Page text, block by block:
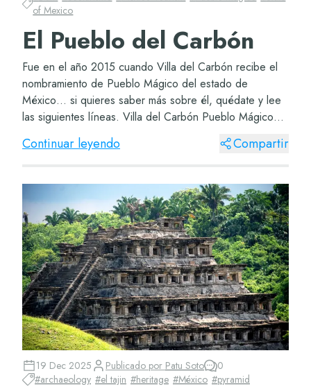
of Mexico
El Pueblo del Carbón
Fue en el año 2015 cuando Villa del Carbón recibe el
nombramiento de Pueblo Mágico del estado de
México… si quieres saber más sobre él, quédate y lee
las siguientes líneas. Villa del Carbón Pueblo Mágico
Sabrás que México está lleno de pueblos...
Continuar leyendo Compartir
19 Dec 2025 Publicado por Patu Soto
0
#archaeology #el tajin #heritage #México #pyramid